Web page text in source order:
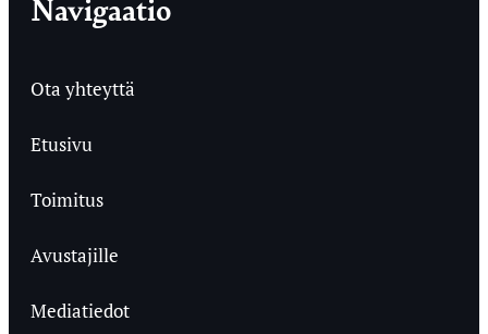
Ota yhteyttä
Etusivu
Toimitus
Avustajille
Mediatiedot